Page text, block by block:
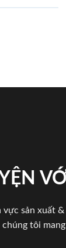
sản xuất
chúng tôi